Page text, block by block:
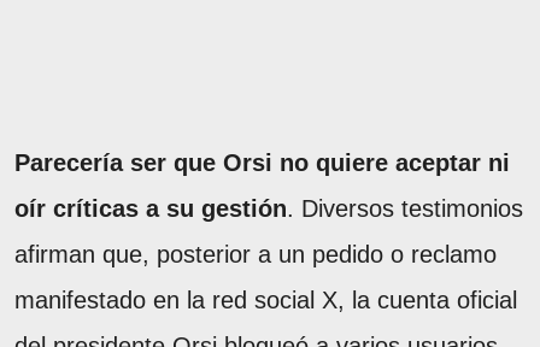
Parecería ser que Orsi no quiere aceptar ni
oír críticas a su gestión. Diversos testimonios
afirman que, posterior a un pedido o reclamo
manifestado en la red social X, la cuenta oficial